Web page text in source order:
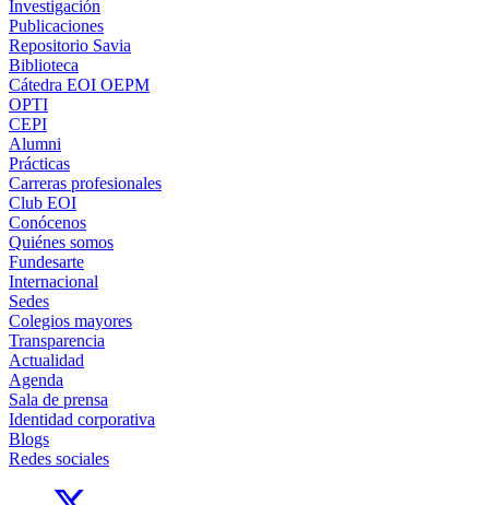
Investigación
Publicaciones
Repositorio Savia
Biblioteca
Cátedra EOI OEPM
OPTI
CEPI
Alumni
Prácticas
Carreras profesionales
Club EOI
Conócenos
Quiénes somos
Fundesarte
Internacional
Sedes
Colegios mayores
Transparencia
Actualidad
Agenda
Sala de prensa
Identidad corporativa
Blogs
Redes sociales